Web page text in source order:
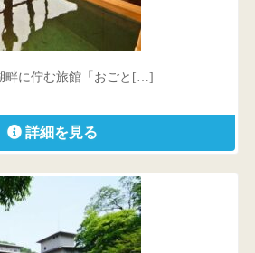
館
30‐7
畔に佇む旅館「おごと[…]
詳細を見る